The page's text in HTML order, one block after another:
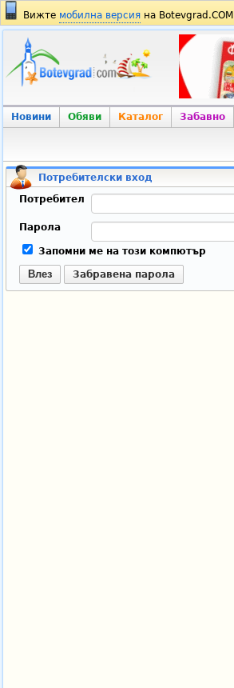
Вижте мобилна версия на Botevgrad.COM
Новини Обяви Каталог Забавно
Потребителски вход
Потребител
Парола
Запомни ме на този компютър
Влез Забравена парола